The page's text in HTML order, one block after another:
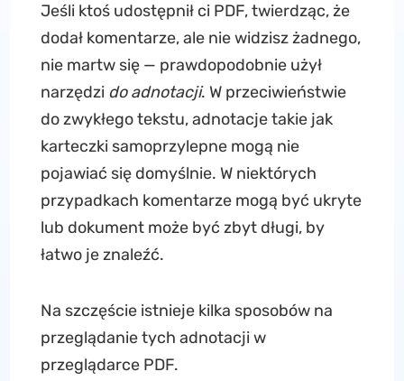
Jeśli ktoś udostępnił ci PDF, twierdząc, że
dodał komentarze, ale nie widzisz żadnego,
nie martw się — prawdopodobnie użył
narzędzi do adnotacji. W przeciwieństwie
do zwykłego tekstu, adnotacje takie jak
karteczki samoprzylepne mogą nie
pojawiać się domyślnie. W niektórych
przypadkach komentarze mogą być ukryte
lub dokument może być zbyt długi, by
łatwo je znaleźć.
Na szczęście istnieje kilka sposobów na
przeglądanie tych adnotacji w
przeglądarce PDF.